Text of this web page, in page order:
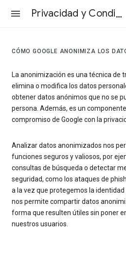
Privacidad y Condiciones
CÓMO GOOGLE ANONIMIZA LOS
La anonimización es una técnica de
elimina o modifica los datos
obtener datos anónimos que no se
persona. Además, es un
compromiso de Google con la
Analizar datos anonimizados nos
funciones seguros y valiosos, por
consultas de búsqueda o detectar
seguridad, como los ataques de
a la vez que protegemos la
nos permite compartir datos
forma que resulten útiles sin poner
nuestros usuarios.